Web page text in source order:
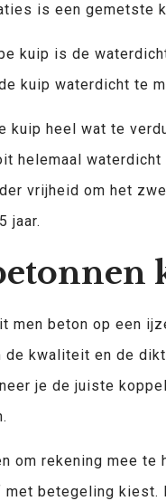
is een gemetste
kuip is de
kuip waterdicht te
heel wat te
helemaal
vrijheid om het
jaar.
men beton op een
de kwaliteit en de
je de juiste
om rekening mee
betegeling kiest.